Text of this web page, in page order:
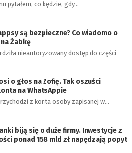
pytałem, co będzie, gdy…
są bezpieczne? Co wiadomo o
Żabkę
nieautoryzowany dostęp do części
o głos na Zofię. Tak oszuści
na WhatsAppie
z konta osoby zapisanej w…
biją się o duże firmy. Inwestycje z
ponad 158 mld zł napędzają popyt